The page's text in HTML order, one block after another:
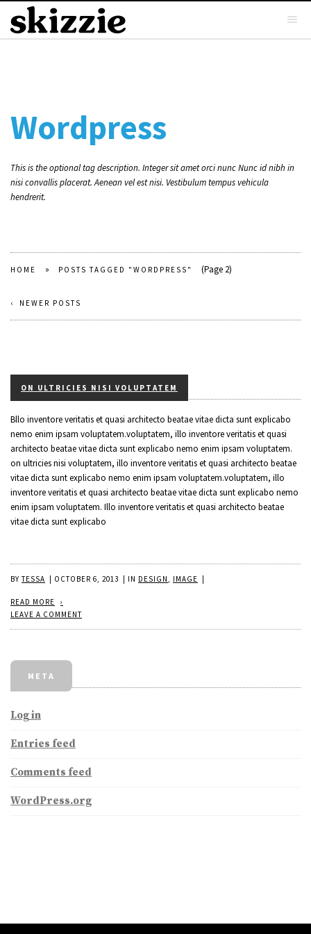
Wordpress
This is the optional tag description. Integer sit amet orci nunc Nunc id nibh in
nisi convallis placerat. Aenean vel est nisi. Vestibulum tempus vehicula
hendrerit.
HOME » POSTS TAGGED "WORDPRESS" (Page 2)
NEWER POSTS
ON ULTRICIES NISI VOLUPTATEM
Bllo inventore veritatis et quasi architecto beatae vitae dicta sunt explicabo
nemo enim ipsam voluptatem.voluptatem, illo inventore veritatis et quasi
architecto beatae vitae dicta sunt explicabo nemo enim ipsam voluptatem.
on ultricies nisi voluptatem, illo inventore veritatis et quasi architecto beatae
vitae dicta sunt explicabo nemo enim ipsam voluptatem.voluptatem, illo
inventore veritatis et quasi architecto beatae vitae dicta sunt explicabo nemo
enim ipsam voluptatem. Illo inventore veritatis et quasi architecto beatae
vitae dicta sunt explicabo
BYTESSA OCTOBER 6, 2013 IN DESIGN, IMAGE
READ MORE
LEAVE A COMMENT
META
Log in
Entries feed
Comments feed
WordPress.org